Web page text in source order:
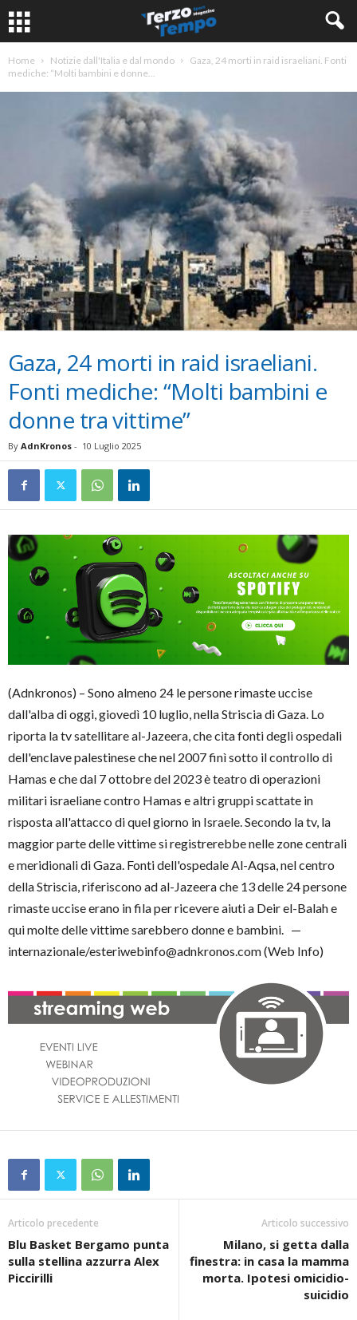
Home Notizie dall'Italia e dal mondo
Gaza, 24 morti in raid israeliani. Fonti
mediche: “Molti bambini e donne...
Gaza, 24 morti in raid israeliani.
Fonti mediche: “Molti bambini e
donne tra vittime”
By AdnKronos - 10 Luglio 2025
(Adnkronos) – Sono almeno 24 le persone rimaste uccise
dall'alba di oggi, giovedì 10 luglio, nella Striscia di Gaza. Lo
riporta la tv satellitare al-Jazeera, che cita fonti degli ospedali
dell'enclave palestinese che nel 2007 finì sotto il controllo di
Hamas e che dal 7 ottobre del 2023 è teatro di operazioni
militari israeliane contro Hamas e altri gruppi scattate in
risposta all'attacco di quel giorno in Israele. Secondo la tv, la
maggior parte delle vittime si registrerebbe nelle zone centrali
e meridionali di Gaza. Fonti dell'ospedale Al-Aqsa, nel centro
della Striscia, riferiscono ad al-Jazeera che 13 delle 24 persone
rimaste uccise erano in fila per ricevere aiuti a Deir el-Balah e
qui molte delle vittime sarebbero donne e bambini. —
internazionale/esteriwebinfo@adnkronos.com (Web Info)
Articolo precedente
Blu Basket Bergamo punta
sulla stellina azzurra Alex
Piccirilli
Articolo successivo
Milano, si getta dalla
finestra: in casa la mamma
morta. Ipotesi omicidio-
suicidio